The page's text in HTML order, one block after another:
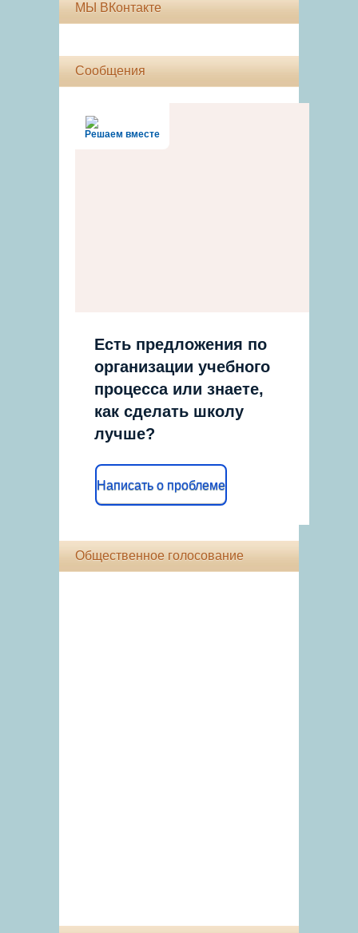
МЫ ВКонтакте
Сообщения
Решаем вместе
Есть предложения по
организации учебного
процесса или знаете,
как сделать школу
лучше?
Написать о проблеме
Общественное голосование